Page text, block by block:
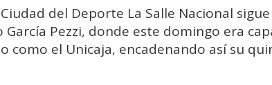
del Deporte La Salle Nacional
García Pezzi, donde este domingo era
como el Unicaja, encadenando así su